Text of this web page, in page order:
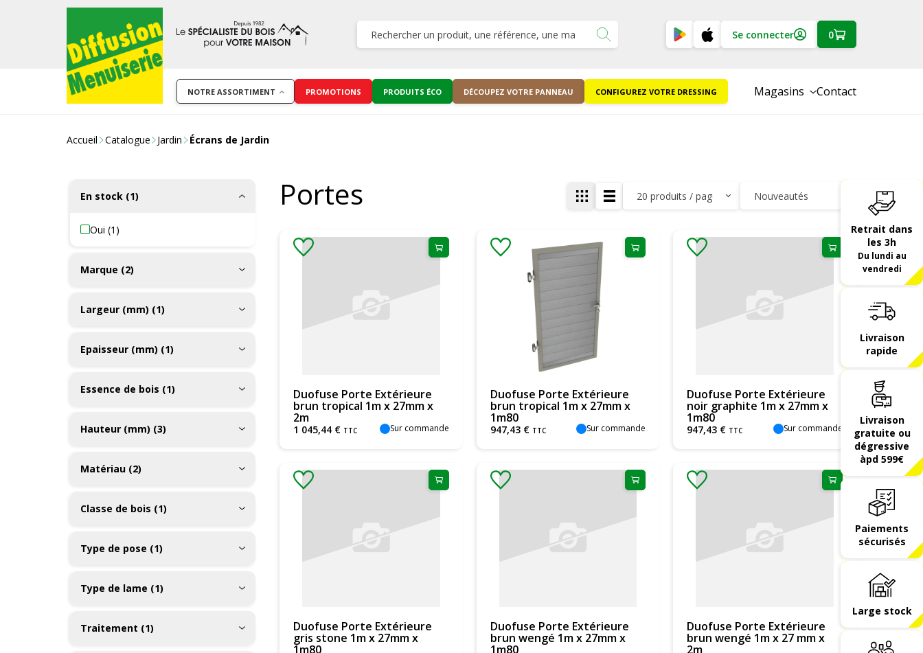
Se connecter 0
NOTRE ASSORTIMENT PROMOTIONS PRODUITS ÉCO DÉCOUPEZ VOTRE PANNEAU CONFIGUREZ VOTRE DRESSING Magasins Contact
Accueil Catalogue Jardin Écrans de Jardin
Retrait dans
les 3h
Du lundi au
vendredi
Livraison
rapide
Livraison
gratuite ou
dégressive
àpd 599€
Paiements
sécurisés
Large stock
En stock (1)
Oui (1)
Marque (2)
Largeur (mm) (1)
Epaisseur (mm) (1)
Essence de bois (1)
Hauteur (mm) (3)
Matériau (2)
Classe de bois (1)
Type de pose (1)
Type de lame (1)
Traitement (1)
Portes
Duofuse Porte Extérieure
brun tropical 1m x 27mm x
2m
1 045,44 € TTC Sur commande
Duofuse Porte Extérieure
brun tropical 1m x 27mm x
1m80
947,43€ TTC Sur commande
Duofuse Porte Extérieure
noir graphite 1m x 27mm x
1m80
947,43 € TTC Sur commande
Duofuse Porte Extérieure
gris stone 1m x 27mm x
1m80
Duofuse Porte Extérieure
brun wengé 1m x 27mm x
1m80
Duofuse Porte Extérieure
brun wengé 1m x 27 mm x
2m